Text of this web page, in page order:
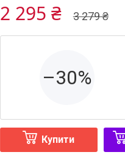
3 279 ₴
2 295 ₴
–30%
Купити